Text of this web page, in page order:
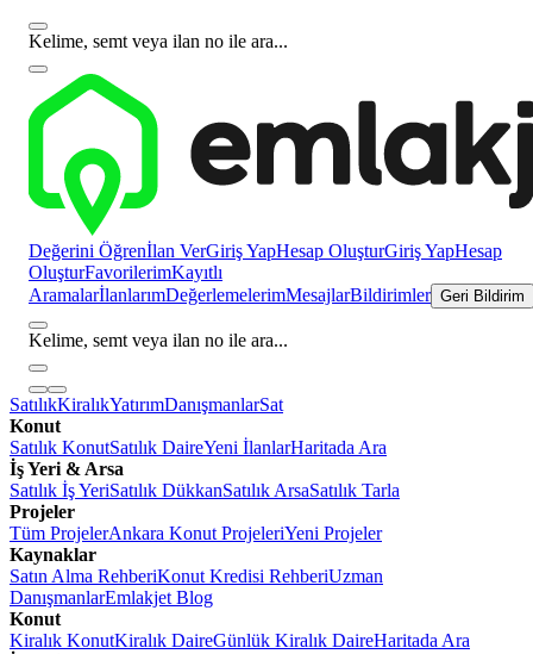
Kelime, semt veya ilan no ile ara...
Değerini Öğrenİlan VerGiriş YapHesap OluşturGiriş YapHesap
OluşturFavorilerimKayıtlı
AramalarİlanlarımDeğerlemelerimMesajlarBildirimler Geri Bildirim
Kelime, semt veya ilan no ile ara...
SatılıkKiralıkYatırımDanışmanlarSat
Konut
Satılık KonutSatılık DaireYeni İlanlarHaritada Ara
İş Yeri & Arsa
Satılık İş YeriSatılık DükkanSatılık ArsaSatılık Tarla
Projeler
Tüm ProjelerAnkara Konut ProjeleriYeni Projeler
Kaynaklar
Satın Alma RehberiKonut Kredisi RehberiUzman
DanışmanlarEmlakjet Blog
Konut
Kiralık KonutKiralık DaireGünlük Kiralık DaireHaritada Ara